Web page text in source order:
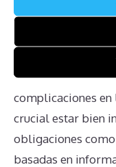
en Palm Beach
que pueden
y bienestar
evitar las cuotas
complicaciones en
crucial estar bien
obligaciones
basadas en